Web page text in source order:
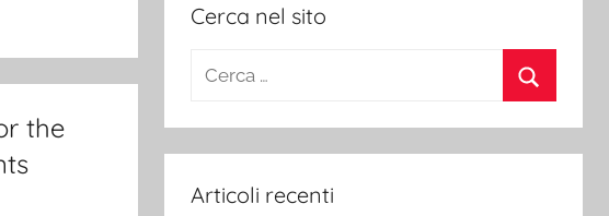
the
Cerca nel sito
Ricerca
Articoli recenti